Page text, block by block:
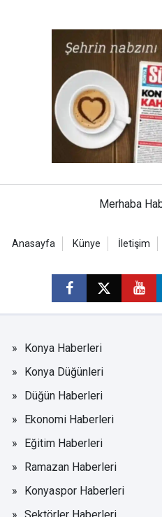
Merhaba
Anasayfa Künye İletişim
Konya Haberleri
Konya Düğünleri
Düğün Haberleri
Ekonomi Haberleri
Eğitim Haberleri
Ramazan Haberleri
Konyaspor Haberleri
Sektörler Haberleri